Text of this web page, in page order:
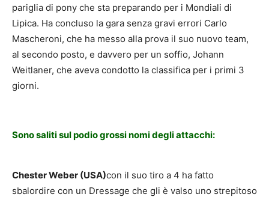
pariglia di pony che sta preparando per i Mondiali di
Lipica. Ha concluso la gara senza gravi errori Carlo
Mascheroni, che ha messo alla prova il suo nuovo team,
al secondo posto, e davvero per un soffio, Johann
Weitlaner, che aveva condotto la classifica per i primi 3
giorni.
Sono saliti sul podio grossi nomi degli attacchi:
Chester Weber (USA)con il suo tiro a 4 ha fatto
sbalordire con un Dressage che gli è valso uno strepitoso